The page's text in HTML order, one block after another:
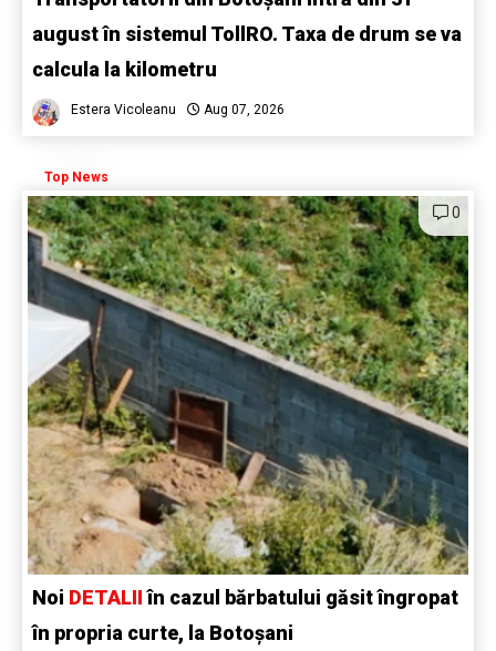
august în sistemul TollRO. Taxa de drum se va
calcula la kilometru
Estera Vicoleanu Aug 07, 2026
Top News
0
Noi DETALIIîn cazul bărbatului găsit îngropat
în propria curte, la Botoșani